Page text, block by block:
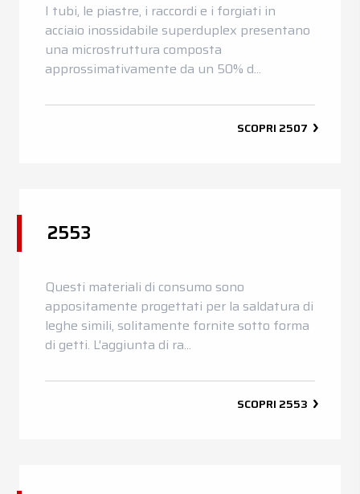
I tubi, le piastre, i raccordi e i forgiati in
acciaio inossidabile superduplex presentano
una microstruttura composta
approssimativamente da un 50% d...
SCOPRI 2507
2553
Questi materiali di consumo sono
appositamente progettati per la saldatura di
leghe simili, solitamente fornite sotto forma
di getti. L'aggiunta di ra...
SCOPRI 2553